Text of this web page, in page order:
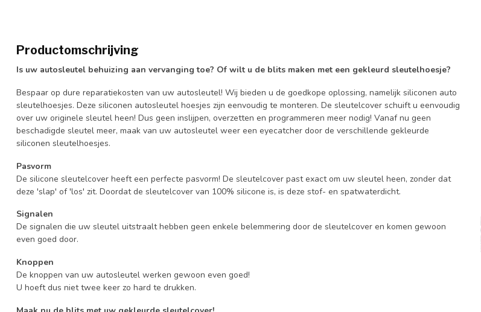
Productomschrijving
Is uw autosleutel behuizing aan vervanging toe? Of wilt u de blits maken met een gekleurd sleutelhoesje?
Bespaar op dure reparatiekosten van uw autosleutel! Wij bieden u de goedkope oplossing, namelijk siliconen auto
sleutelhoesjes. Deze siliconen autosleutel hoesjes zijn eenvoudig te monteren. De sleutelcover schuift u eenvoudig
over uw originele sleutel heen! Dus geen inslijpen, overzetten en programmeren meer nodig! Vanaf nu geen
beschadigde sleutel meer, maak van uw autosleutel weer een eyecatcher door de verschillende gekleurde
siliconen sleutelhoesjes.
Pasvorm
De silicone sleutelcover heeft een perfecte pasvorm! De sleutelcover past exact om uw sleutel heen, zonder dat
deze 'slap' of 'los' zit. Doordat de sleutelcover van 100% silicone is, is deze stof- en spatwaterdicht.
Signalen
De signalen die uw sleutel uitstraalt hebben geen enkele belemmering door de sleutelcover en komen gewoon
even goed door.
Knoppen
De knoppen van uw autosleutel werken gewoon even goed!
U hoeft dus niet twee keer zo hard te drukken.